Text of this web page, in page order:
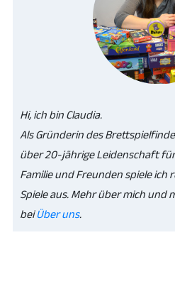
Hi, ich bin Claudia.
Als Gründerin des
über 20-jährige Leidenschaft
Familie und Freunden spiele ich
Spiele aus. Mehr über mich und
beiÜber uns.